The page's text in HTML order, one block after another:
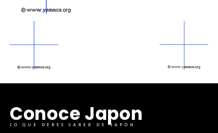
Conoce Japon
LO QUE DEBES SABER DE JAPÓN